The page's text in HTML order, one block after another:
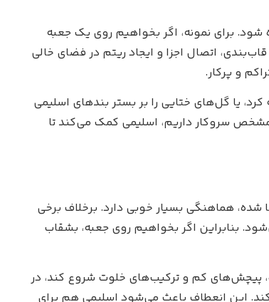
برای نمونه، اگر بخواهیم روی یک جعبه
اتصال اجزا و ایجاد ریتم در فضای خالی
و پرکار.
یا گل‌های ختایی را بر بستر بندهای اسلیمی
مشخص سروکار داریم، اسلیمی کمک می‌کند تا
شده، هماهنگی بسیار خوبی دارد. برخلاف برخی
بنابراین اگر بخواهیم روی جعبه، بشقاب
پیچش‌های کم و ترکیب‌های خلوت شروع کند، در
این انعطاف باعث می‌شود اسلیمی هم برای